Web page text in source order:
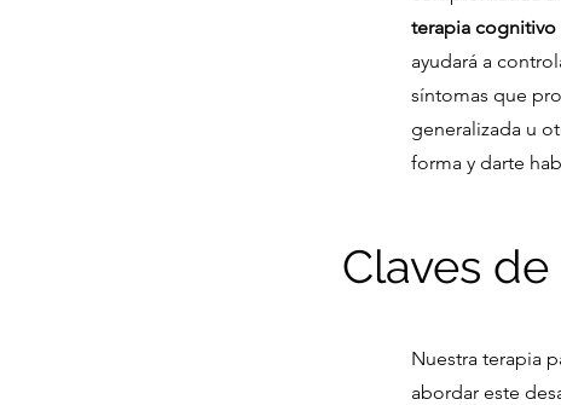
terapia cognitivo
ayudará a
síntomas que
generalizada u
forma y darte
Claves
Nuestra terapia
abordar este